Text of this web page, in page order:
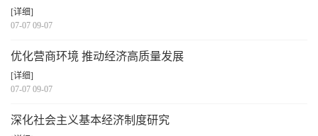
[详细]
07-07 09-07
优化营商环境 推动经济高质量发展
[详细]
07-07 09-07
深化社会主义基本经济制度研究